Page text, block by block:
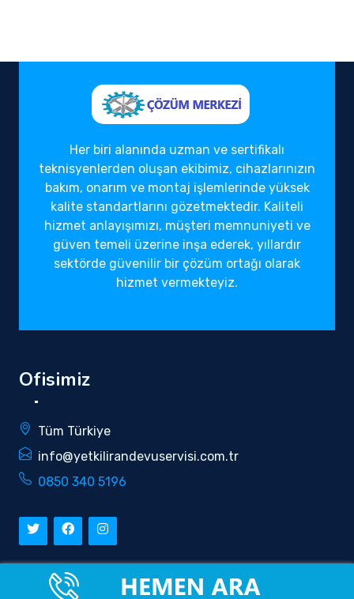
Her biri alanında uzman ve sertifikalı
teknisyenlerden oluşan ekibimiz, cihazlarınızın
bakım, onarım ve montaj işlemlerinde yüksek
kalite standartlarını gözetmektedir. Kaliteli
hizmet anlayışımızı, müşteri memnuniyeti ve
güven temeli üzerine inşa ederek, yıllardır
sektörde güvenilir bir çözüm ortağı olarak
hizmet vermekteyiz.
Ofisimiz
Tüm Türkiye
info@yetkilirandevuservisi.com.tr
0850 340 5196